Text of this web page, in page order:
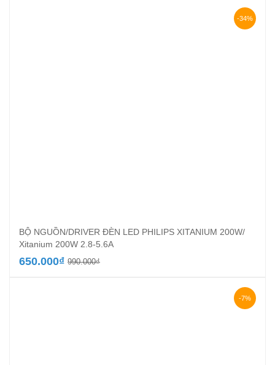
-34%
BỘ NGUỒN/DRIVER ĐÈN LED PHILIPS XITANIUM 200W/
Xitanium 200W 2.8-5.6A
990.000₫Giá
650.000₫
Giá
-7%